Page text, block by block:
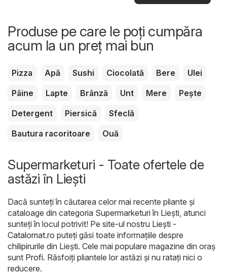
Produse pe care le poți cumpăra
acum la un preț mai bun
Pizza Apă Sushi Ciocolată Bere
Ulei
Pâine
Lapte Brânză Unt Mere
Pește
Detergent
Piersică
Sfeclă
Bautura racoritoare
Ouă
Supermarketuri - Toate ofertele de
astăzi în Lieşti
Dacă sunteți în căutarea celor mai recente pliante și
cataloage din categoria Supermarketuri în Lieşti, atunci
sunteți în locul potrivit! Pe site-ul nostru Lieşti -
Catalomat.ro puteți găsi toate informațiile despre
chilipirurile din Lieşti. Cele mai populare magazine din oraș
sunt Profi. Răsfoiți pliantele lor astăzi și nu ratați nici o
reducere.